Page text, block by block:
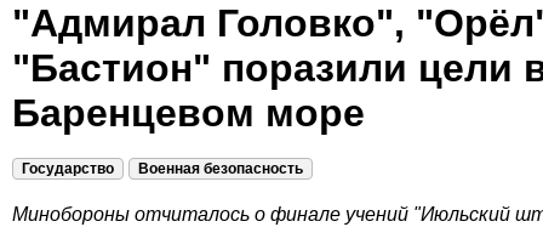
"Адмирал Головко",
"Бастион" поразили цели
Баренцевом море
Государство Военная безопасность
Минобороны отчиталось о финале учений "Июльский